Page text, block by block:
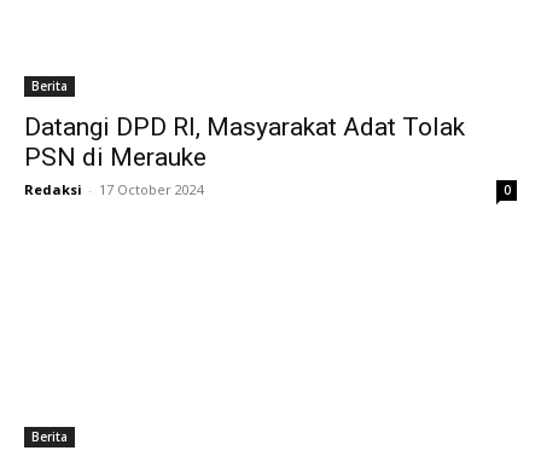
Berita
Datangi DPD RI, Masyarakat Adat Tolak
PSN di Merauke
Redaksi - 17 October 2024 0
Berita